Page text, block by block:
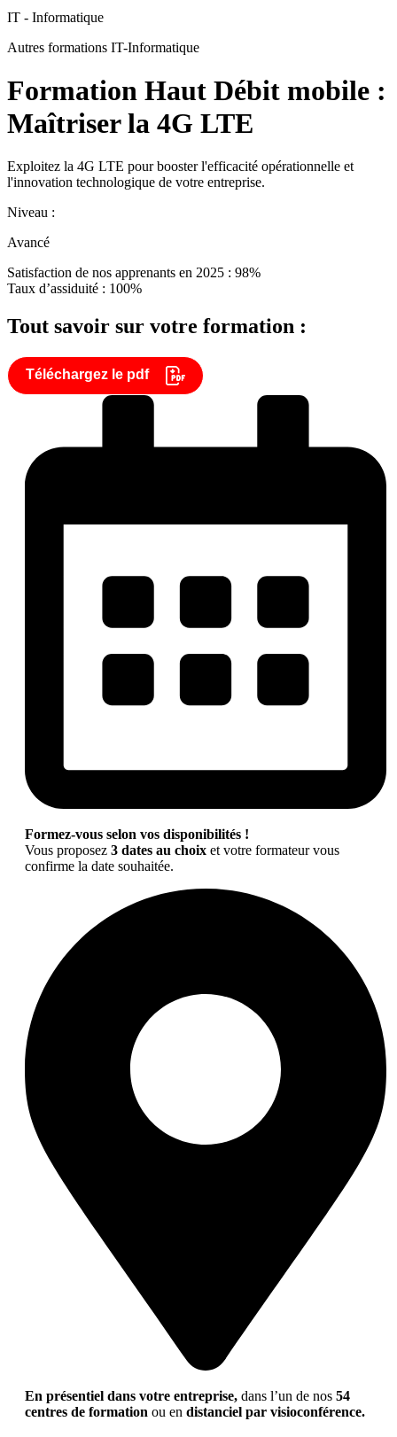
IT - Informatique
Autres formations IT-Informatique
Formation Haut Débit mobile :
Maîtriser la 4G LTE
Exploitez la 4G LTE pour booster l'efficacité opérationnelle et
l'innovation technologique de votre entreprise.
Niveau :
Avancé
Satisfaction de nos apprenants en 2025 : 98%
Taux d’assiduité : 100%
Tout savoir sur votre formation :
Téléchargez le pdf
Formez-vous selon vos disponibilités !
Vous proposez 3 dates au choix et votre formateur vous
confirme la date souhaitée.
En présentiel dans votre entreprise, dans l’un de nos 54
centres de formation ou en distanciel par visioconférence.